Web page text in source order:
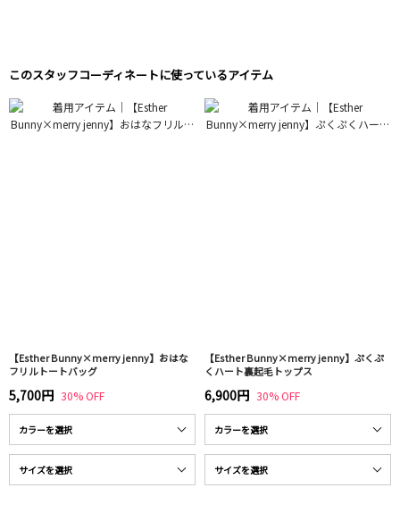
このスタッフコーディネートに使っているアイテム
【Esther Bunny×merry jenny】おはな
フリルトートバッグ
5,700円 30% OFF
【Esther Bunny×merry jenny】ぷくぷ
くハート裏起毛トップス
6,900円 30% OFF